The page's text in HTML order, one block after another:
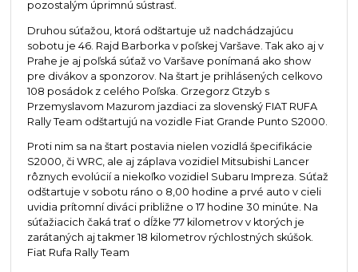
pozostalým úprimnú sústrasť.
Druhou súťažou, ktorá odštartuje už nadchádzajúcu
sobotu je 46. Rajd Barborka v poľskej Varšave. Tak ako aj v
Prahe je aj poľská súťaž vo Varšave ponímaná ako show
pre divákov a sponzorov. Na štart je prihlásených celkovo
108 posádok z celého Poľska. Grzegorz Gtzyb s
Przemyslavom Mazurom jazdiaci za slovenský FIAT RUFA
Rally Team odštartujú na vozidle Fiat Grande Punto S2000.
Proti nim sa na štart postavia nielen vozidlá špecifikácie
S2000, či WRC, ale aj záplava vozidiel Mitsubishi Lancer
rôznych evolúcií a niekoľko vozidiel Subaru Impreza. Súťaž
odštartuje v sobotu ráno o 8,00 hodine a prvé auto v cieli
uvidia prítomní diváci približne o 17 hodine 30 minúte. Na
súťažiacich čaká trať o dĺžke 77 kilometrov v ktorých je
zarátaných aj takmer 18 kilometrov rýchlostných skúšok.
Fiat Rufa Rally Team